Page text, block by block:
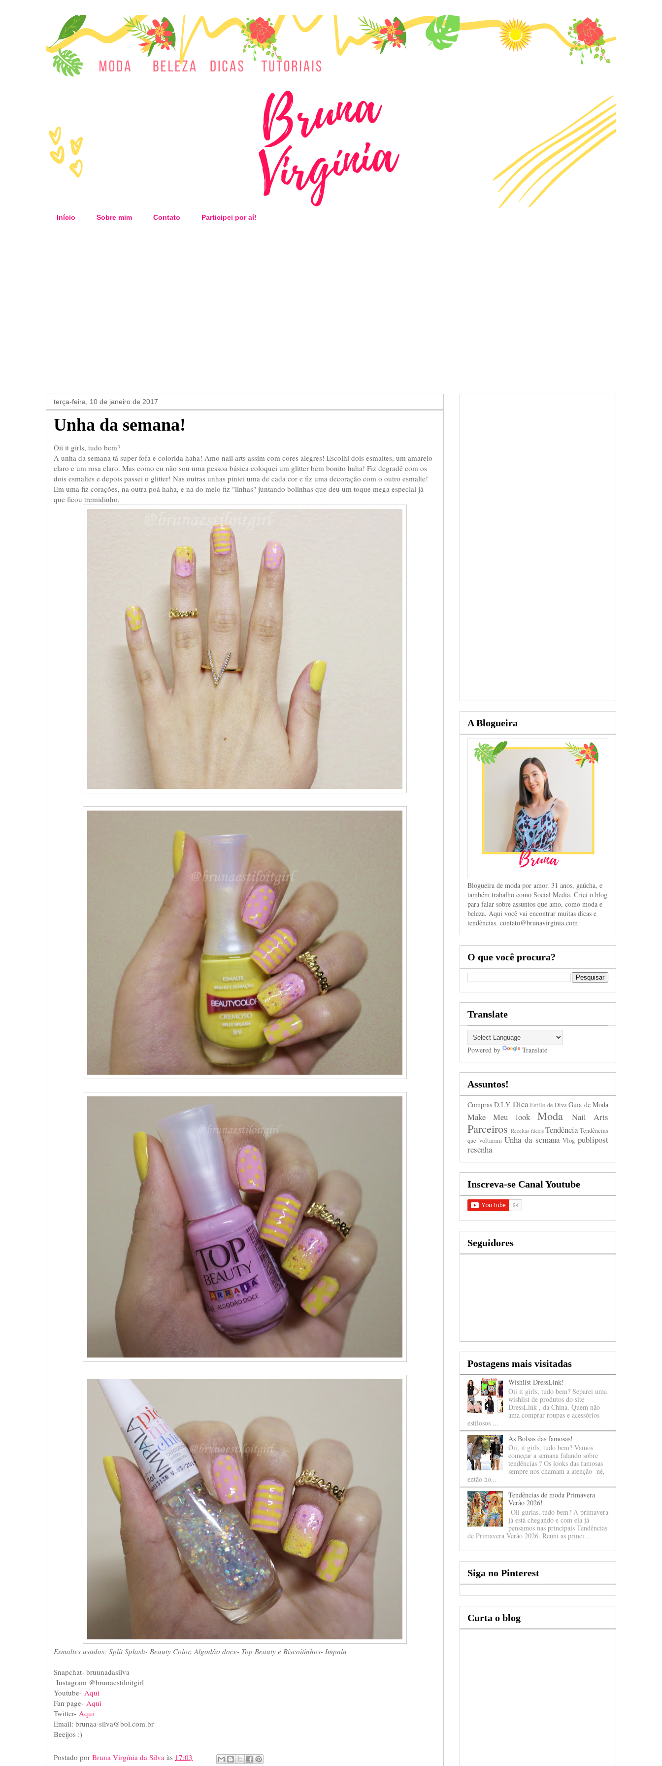
Início Sobre mim Contato Participei por aí!
terça-feira, 10 de janeiro de 2017
Unha da semana!
Oii it girls, tudo bem?
A unha da semana tá super fofa e colorida haha! Amo nail arts assim com cores alegres! Escolhi dois esmaltes, um amarelo
claro e um rosa claro. Mas como eu não sou uma pessoa básica coloquei um glitter bem bonito haha! Fiz degradê com os
dois esmaltes e depois passei o glitter! Nas outras unhas pintei uma de cada cor e fiz uma decoração com o outro esmalte!
Em uma fiz corações, na outra poá haha, e na do meio fiz "linhas" juntando bolinhas que deu um toque mega especial já
que ficou tremidinho.
Esmaltes usados: Split Splash- Beauty Color, Algodão doce- Top Beauty e Biscoitinhos- Impala
Snapchat- bruunadasilva
Instagram @brunaestiloitgirl
Youtube- Aqui
Fan page- Aqui
Twitter- Aqui
Email: brunaa-silva@bol.com.br
Beeijos :)
Postado por Bruna Virgínia da Silva às 17:03
A Blogueira
Blogueira de moda por amor. 31 anos, gaúcha, e
também trabalho como Social Media. Criei o blog
para falar sobre assuntos que amo, como moda e
beleza. Aqui você vai encontrar muitas dicas e
tendências. contato@brunavirginia.com
O que você procura?
Translate
Powered by Translate
Assuntos!
Compras D.I.Y Dica Estilo de DivaGuia de Moda
Make Meu look Moda Nail Arts
Parceiros Receitas fáceis Tendência Tendências
que voltaram Unha da semana Vlog publipost
resenha
Inscreva-se Canal Youtube
Seguidores
Postagens mais visitadas
Wishlist DressLink!
Oii it girls, tudo bem? Separei uma
wishlist de produtos do site
DressLink , da China. Quem não
ama comprar roupas e acessórios
estilosos ...
As Bolsas das famosas!
Oii, it girls, tudo bem? Vamos
começar a semana falando sobre
tendências ? Os looks das famosas
sempre nos chamam a atenção né,
então ho...
Tendências de moda Primavera
Verão 2026!
Oii gurias, tudo bem? A primavera
já está chegando e com ela já
pensamos nas principais Tendências
de Primavera Verão 2026. Reuni as princi...
Siga no Pinterest
Curta o blog